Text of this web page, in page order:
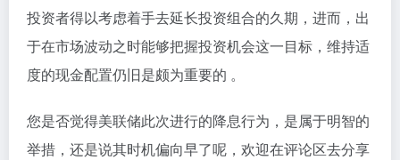
投资者得以考虑着手去延长投资组合的久期，进而，出
于在市场波动之时能够把握投资机会这一目标，维持适
度的现金配置仍旧是颇为重要的 。
您是否觉得美联储此次进行的降息行为，是属于明智的
举措，还是说其时机偏向早了呢，欢迎在评论区去分享